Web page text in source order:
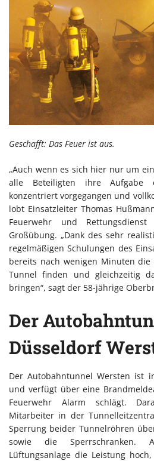
Geschafft: Das Feuer ist aus.
„Auch wenn es sich hier nur um
alle Beteiligten ihre Aufgabe
konzentriert vorgegangen und
lobt Einsatzleiter Thomas
Feuerwehr und
Großübung. „Dank des sehr
regelmäßigen Schulungen des
bereits nach wenigen Minuten
Tunnel finden und gleichzeitig
bringen“, sagt der 58-jährige
Der
Düsseldorf
Der Autobahntunnel Wersten ist
und verfügt über eine
Feuerwehr Alarm schlägt.
Mitarbeiter in der
Sperrung beider Tunnelröhren
sowie die Sperrschranken.
Lüftungsanlage die Leistung